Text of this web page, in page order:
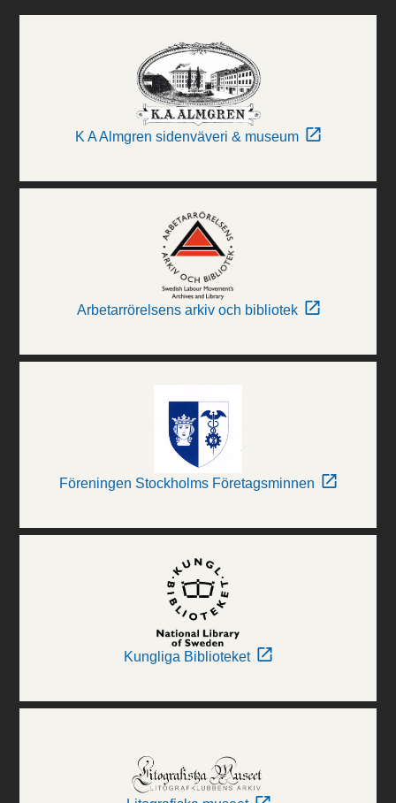
K A Almgren sidenväveri & museum
Arbetarrörelsens arkiv och bibliotek
Föreningen Stockholms Företagsminnen
Kungliga Biblioteket